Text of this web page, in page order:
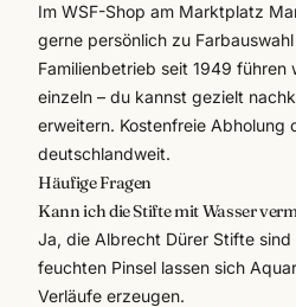
Im WSF-Shop am Marktplatz
gerne persönlich zu
Familienbetrieb seit 1949 führen
einzeln – du kannst gezielt
erweitern. Kostenfreie Abholung
deutschlandweit.
Häufige Fragen
Kann ich die Stifte mit Wasser
Ja, die Albrecht Dürer Stifte
feuchten Pinsel lassen sich
Verläufe erzeugen.